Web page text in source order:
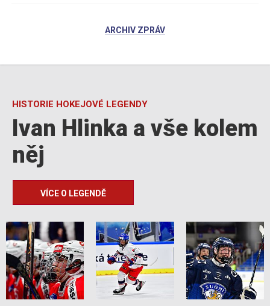
ARCHIV ZPRÁV
HISTORIE HOKEJOVÉ LEGENDY
Ivan Hlinka a vše kolem
něj
VÍCE O LEGENDĚ